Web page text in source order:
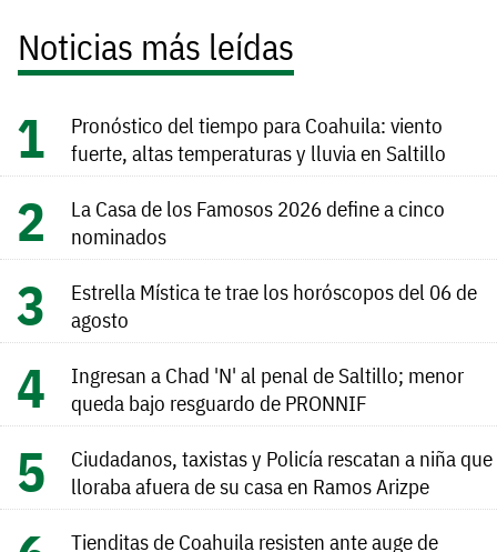
Noticias más leídas
Pronóstico del tiempo para Coahuila: viento
fuerte, altas temperaturas y lluvia en Saltillo
La Casa de los Famosos 2026 define a cinco
nominados
Estrella Mística te trae los horóscopos del 06 de
agosto
Ingresan a Chad 'N' al penal de Saltillo; menor
queda bajo resguardo de PRONNIF
Ciudadanos, taxistas y Policía rescatan a niña que
lloraba afuera de su casa en Ramos Arizpe
Tienditas de Coahuila resisten ante auge de